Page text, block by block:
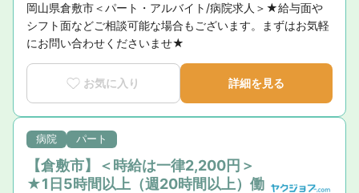
岡山県倉敷市＜パート・アルバイト/病院求人＞★給与面や
シフト面などご相談可能な場合もございます。まずはお気軽
にお問い合わせくださいませ★
お気に入り 詳細を見る
病院 パート
【倉敷市】＜時給は一律2,200円＞
★1日5時間以上（週20時間以上）働